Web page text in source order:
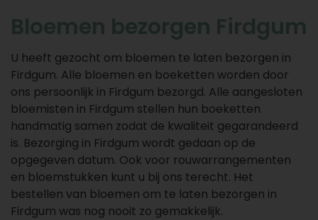
Bloemen bezorgen Firdgum
U heeft gezocht om bloemen te laten bezorgen in
Firdgum. Alle bloemen en boeketten worden door
ons persoonlijk in Firdgum bezorgd. Alle aangesloten
bloemisten in Firdgum stellen hun boeketten
handmatig samen zodat de kwaliteit gegarandeerd
is. Bezorging in Firdgum wordt gedaan op de
opgegeven datum. Ook voor rouwarrangementen
en bloemstukken kunt u bij ons terecht. Het
bestellen van bloemen om te laten bezorgen in
Firdgum was nog nooit zo gemakkelijk.